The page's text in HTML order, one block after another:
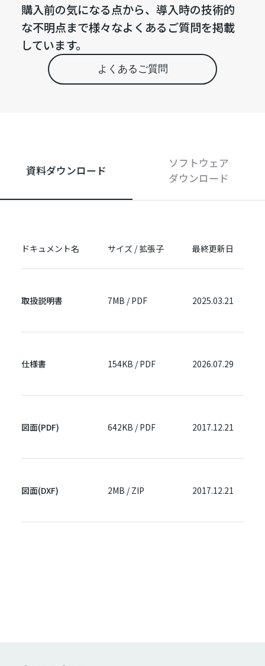
購入前の気になる点から、導入時の技術的
な不明点まで様々なよくあるご質問を掲載
しています。
よくあるご質問
資料ダウンロード
ソフトウェア
ダウンロード
ドキュメント名 サイズ / 拡張子 最終更新日
取扱説明書 7MB / PDF 2025.03.21
仕様書 154KB / PDF 2026.07.29
図面(PDF) 642KB / PDF 2017.12.21
図面(DXF) 2MB / ZIP 2017.12.21